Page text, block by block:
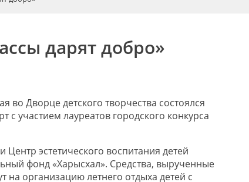
дарят добро»
во Дворце детского творчества состоялся
с участием лауреатов городского конкурса
эстетического воспитания детей
фонд «Харысхал». Средства, вырученные
на организацию летнего отдыха детей с